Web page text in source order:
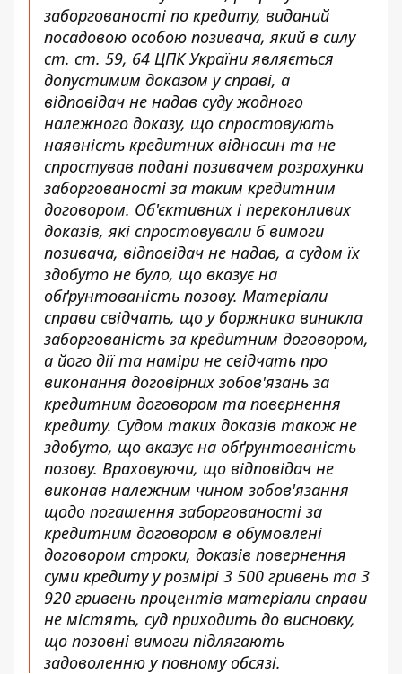
заборгованості по кредиту, виданий
посадовою особою позивача, який в силу
ст. ст. 59, 64 ЦПК України являється
допустимим доказом у справі, а
відповідач не надав суду жодного
належного доказу, що спростовують
наявність кредитних відносин та не
спростував подані позивачем розрахунки
заборгованості за таким кредитним
договором. Об'єктивних і переконливих
доказів, які спростовували б вимоги
позивача, відповідач не надав, а судом їх
здобуто не було, що вказує на
обґрунтованість позову. Матеріали
справи свідчать, що у боржника виникла
заборгованість за кредитним договором,
а його дії та наміри не свідчать про
виконання договірних зобов'язань за
кредитним договором та повернення
кредиту. Судом таких доказів також не
здобуто, що вказує на обґрунтованість
позову. Враховуючи, що відповідач не
виконав належним чином зобов'язання
щодо погашення заборгованості за
кредитним договором в обумовлені
договором строки, доказів повернення
суми кредиту у розмірі 3 500 гривень та 3
920 гривень процентів матеріали справи
не містять, суд приходить до висновку,
що позовні вимоги підлягають
задоволенню у повному обсязі.